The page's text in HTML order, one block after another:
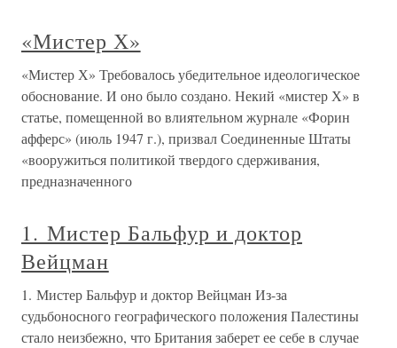
«Мистер Х»
«Мистер Х» Требовалось убедительное идеологическое
обоснование. И оно было создано. Некий «мистер Х» в
статье, помещенной во влиятельном журнале «Форин
афферс» (июль 1947 г.), призвал Соединенные Штаты
«вооружиться политикой твердого сдерживания,
предназначенного
1. Мистер Бальфур и доктор
Вейцман
1. Мистер Бальфур и доктор Вейцман Из-за
судьбоносного географического положения Палестины
стало неизбежно, что Британия заберет ее себе в случае